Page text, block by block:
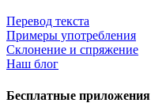
Перевод текста
Примеры употребления
Склонение и спряжение
Наш блог
Бесплатные приложения